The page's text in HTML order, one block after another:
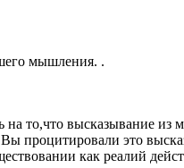
мышления. .
то,что высказывание из
процитировали это
как реалий